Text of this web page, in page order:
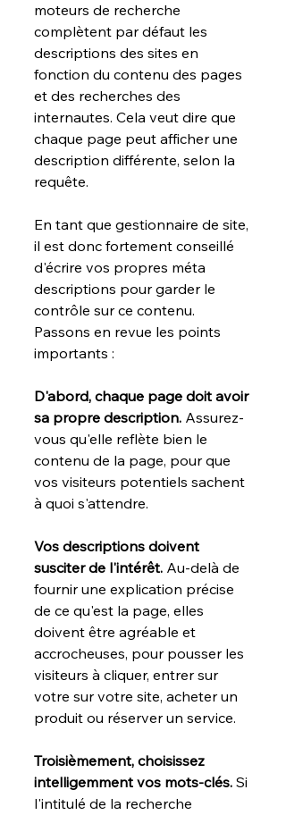
moteurs de recherche
complètent par défaut les
descriptions des sites en
fonction du contenu des pages
et des recherches des
internautes. Cela veut dire que
chaque page peut afficher une
description différente, selon la
requête.
En tant que gestionnaire de site,
il est donc fortement conseillé
d'écrire vos propres méta
descriptions pour garder le
contrôle sur ce contenu.
Passons en revue les points
importants :
D'abord, chaque page doit avoir
sa propre description. Assurez-
vous qu'elle reflète bien le
contenu de la page, pour que
vos visiteurs potentiels sachent
à quoi s'attendre.
Vos descriptions doivent
susciter de l'intérêt. Au-delà de
fournir une explication précise
de ce qu'est la page, elles
doivent être agréable et
accrocheuses, pour pousser les
visiteurs à cliquer, entrer sur
votre sur votre site, acheter un
produit ou réserver un service.
Troisièmement, choisissez
intelligemment vos mots-clés. Si
l'intitulé de la recherche